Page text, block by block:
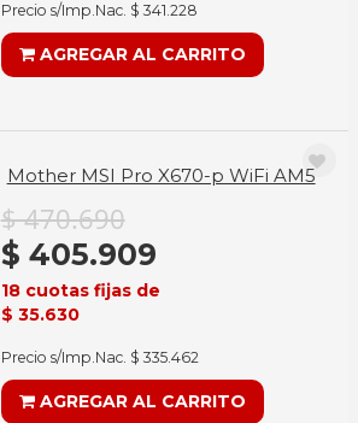
Precio s/Imp.Nac. $ 341.228
AGREGAR AL CARRITO
Mother MSI Pro X670-p WiFi AM5
$ 470.690
$ 405.909
18 cuotas fijas de
$ 35.630
Precio s/Imp.Nac. $ 335.462
AGREGAR AL CARRITO